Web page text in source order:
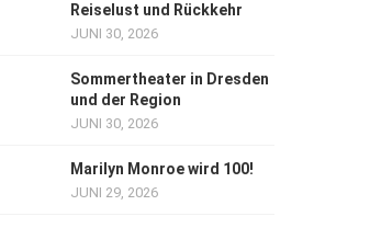
Reiselust und Rückkehr
JUNI 30, 2026
Sommertheater in Dresden
und der Region
JUNI 30, 2026
Marilyn Monroe wird 100!
JUNI 29, 2026